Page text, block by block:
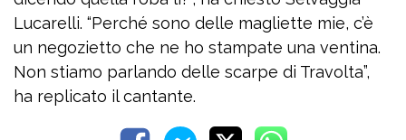
Lucarelli. “Perché sono delle magliette mie, c’è
un negozietto che ne ho stampate una ventina.
Non stiamo parlando delle scarpe di Travolta”,
ha replicato il cantante.